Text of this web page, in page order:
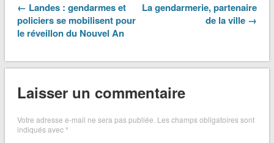
← Landes : gendarmes et
policiers se mobilisent pour
le réveillon du Nouvel An
La gendarmerie, partenaire
de la ville →
Laisser un commentaire
Votre adresse e-mail ne sera pas publiée. Les champs obligatoires sont
indiqués avec*